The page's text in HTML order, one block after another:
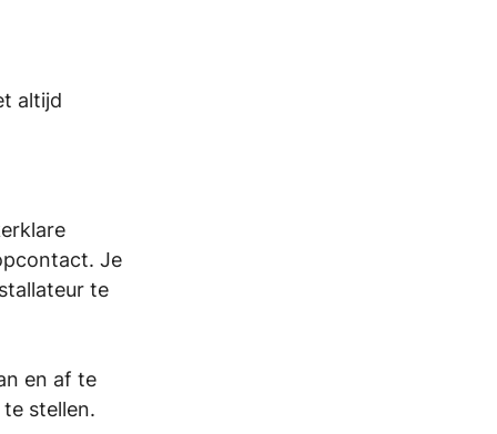
altijd
Je
te
en af te
stellen.